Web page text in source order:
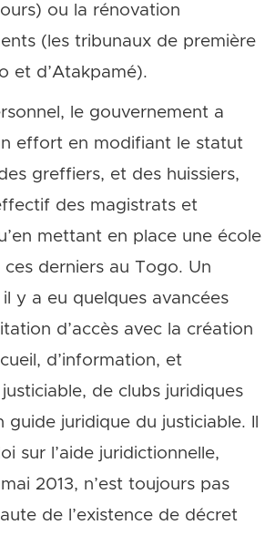
ou la rénovation
(les tribunaux de première
et d’Atakpamé).
le gouvernement a
effort en modifiant le statut
greffiers, et des huissiers,
des magistrats et
mettant en place une école
derniers au Togo. Un
y a eu quelques avancées
d’accès avec la création
d’information, et
de clubs juridiques
guide juridique du justiciable. Il
sur l’aide juridictionnelle,
2013, n’est toujours pas
de l’existence de décret